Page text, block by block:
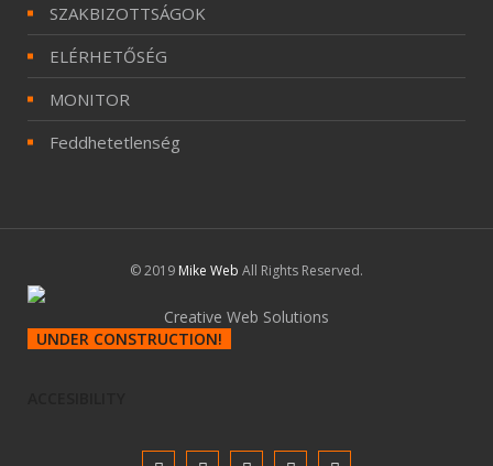
SZAKBIZOTTSÁGOK
ELÉRHETŐSÉG
MONITOR
Feddhetetlenség
© 2019 Mike Web All Rights Reserved.
Creative Web Solutions
UNDER CONSTRUCTION!